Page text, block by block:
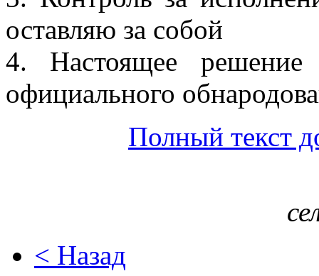
оставляю за собой
4. Настоящее
официального
Полный текст
< Назад